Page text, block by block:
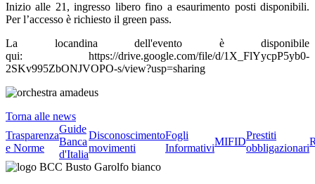
Inizio alle 21, ingresso libero fino a esaurimento posti disponibili.
Per l’accesso è richiesto il green pass.
La locandina dell'evento è disponibile
qui: https://drive.google.com/file/d/1X_FlYycpP5yb0-
2SKv995ZbONJVOPO-s/view?usp=sharing
Torna alle news
Trasparenza
e Norme
Guide
Banca
d'Italia
Disconoscimento
movimenti
Fogli
Informativi
MIFID
Prestiti
obbligazionari